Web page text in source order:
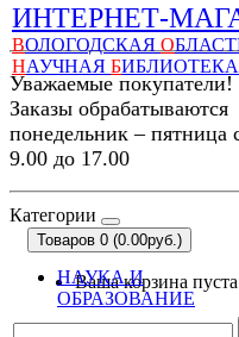
ИНТЕРНЕТ-
ВОЛОГОДСКАЯ О
НАУЧНАЯ БИБЛИОТЕКА
Уважаемые покупатели!
Заказы обрабатываются
понедельник – пятница
9.00 до 17.00
Категории
Товаров 0 (0.00руб.)
Ваша корзина
НАУКА И
ОБРАЗОВАНИЕ